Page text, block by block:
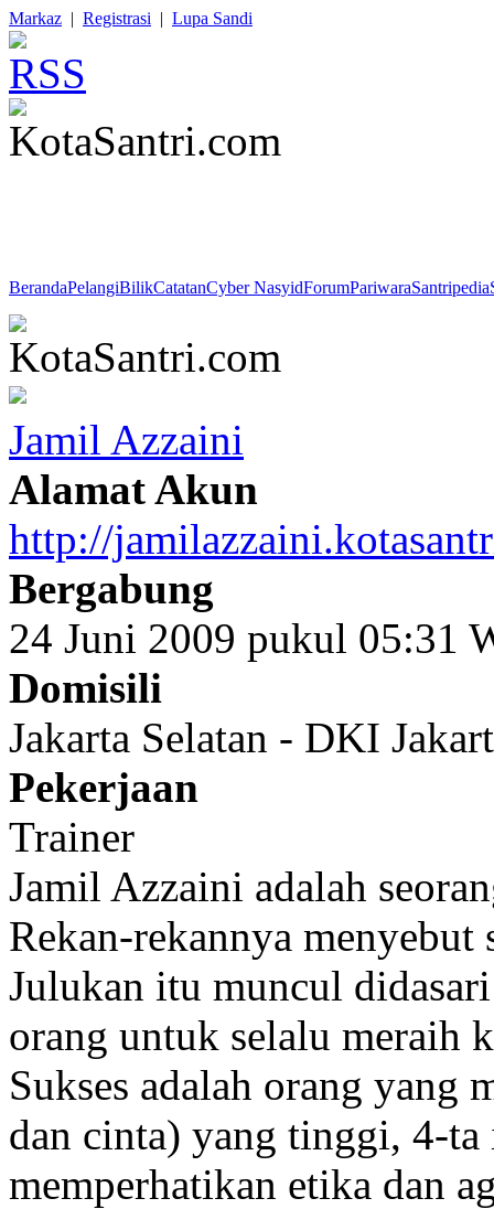
Markaz | Registrasi | Lupa Sandi
BerandaPelangiBilikCatatanCyber NasyidForumPariwaraSantripedia
Jamil Azzaini
Alamat Akun
http://
Bergabung
24 Juni 2009 pukul 05:31
Domisili
Jakarta Selatan - DKI
Pekerjaan
Trainer
Jamil Azzaini adalah
Rekan-rekannya
Julukan itu muncul
orang untuk selalu meraih
Sukses adalah orang yang
dan cinta) yang tinggi, 4-
memperhatikan etika dan